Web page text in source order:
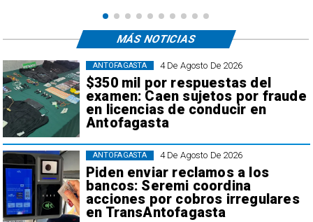
4 De Agosto De 2026
$350 mil por respuestas del
examen: Caen sujetos por fraude
en licencias de conducir en
Antofagasta
ANTOFAGASTA
4 De Agosto De 2026
Piden enviar reclamos a los
bancos: Seremi coordina
acciones por cobros irregulares
en TransAntofagasta
ANTOFAGASTA
MÁS NOTICIAS